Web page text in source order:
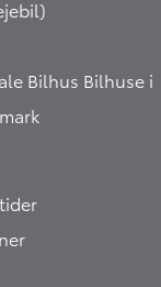
Bilhus Bilhuse i